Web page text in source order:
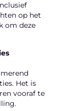
op het
om deze
Het is
vooraf te